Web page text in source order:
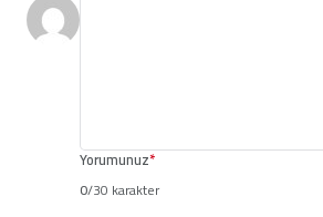
Yorumunuz*
0/30 karakter